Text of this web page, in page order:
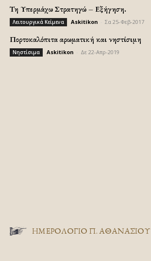
Τη Υπερμάχω Στρατηγώ – Εξήγηση.
Λειτουργικά Κείμενα Askitikon Σα 25-Φεβ-2017
Πορτοκαλόπιτα αρωματική και νηστίσιμη
Νηστίσιμα Askitikon Δε 22-Απρ-2019
ΗΜΕΡΟΛΟΓΙΟ Π. ΑΘΑΝΑΣΙΟΥ